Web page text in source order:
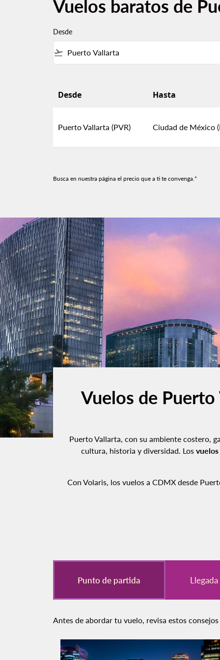
Vuelos baratos de
Desde
flight_takeoff
Desde Hasta
Puerto Vallarta (PVR) Ciudad de México
Busca en nuestra página el precio que a ti te convenga.*
Vuelos de
Puerto Vallarta, con su ambiente costero,
cultura, historia y diversidad. Los
Con Volaris, los vuelos a CDMX desde
Punto de partida
Antes de abordar tu vuelo, revisa estos